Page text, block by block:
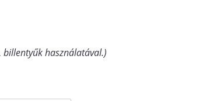
billentyűk használatával.)